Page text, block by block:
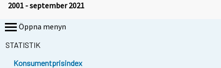
2001 - september 2021
Öppna menyn
STATISTIK
Konsumentprisindex